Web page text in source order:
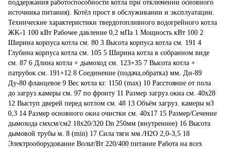
поддержания работоспособности котла при отключении основного
источника питания). Котёл прост в обслуживании и эксплуатации.
Технические характеристики твердотопливного водогрейного котла
ЖK-1 100 кВт Рабочее давление 0,2 мПа 1 Мощность кВт 100 2
Ширина корпуса котла см. 80 3 Высота корпуса котла см. 191 4
Глубина корпуса котла см. 105 5 Ширина котла в собранном виде
см. 87 6 Длина котла + дымоход см. 123+35 7 Высота котла +
патрубок см. 191+12 8 Соединение (подача,обратка) мм. Дн-89
Ду-80 фланцевое 9 Вес котла кг. 1150 (max) 10 Расстояние от пола
до загруз.камеры см. 97 по фронту 11 Размер загруз.окна см. 40х28
12 Выступ дверей перед котлом см. 48 13 Объём загруз. камеры м3
0,3 14 Размер основного окна очистки см. 40х17 15 Размер/Сечение
дымохода смхсм/см2 18х20/320 Dn 250мм (внутреннее) 16 Высота
дымовой трубы м. 8 (min) 17 Сила тяги мм./Н2О 2,0-3,5 18
Электрооборудование Вольт/Вт 220/400 питание Работа на всех